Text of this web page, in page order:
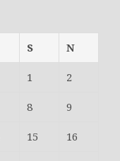
S N
1 2
8 9
15 16